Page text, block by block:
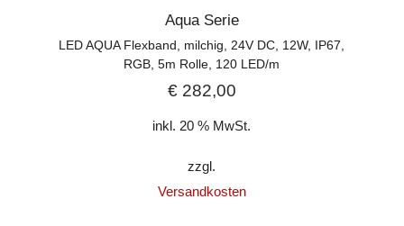
Aqua Serie
LED AQUA Flexband, milchig, 24V DC, 12W, IP67,
RGB, 5m Rolle, 120 LED/m
€282,00
inkl. 20 % MwSt.
zzgl.
Versandkosten